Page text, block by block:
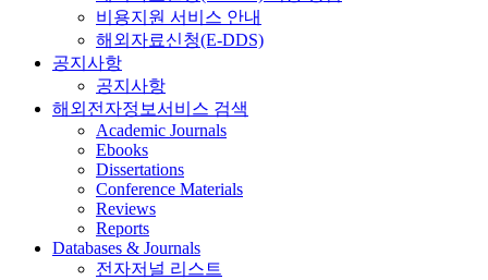
비용지원 서비스 안내
해외자료신청(E-DDS)
공지사항
공지사항
해외전자정보서비스 검색
Academic Journals
Ebooks
Dissertations
Conference Materials
Reviews
Reports
Databases & Journals
전자저널 리스트